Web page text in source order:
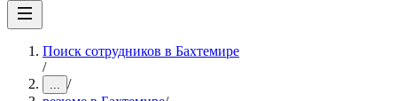
Поиск сотрудников в Бахтемире
/
... /